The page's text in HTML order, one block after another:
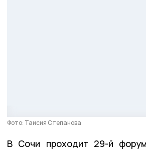
Фото: Таисия Степанова
В Сочи проходит 29-й